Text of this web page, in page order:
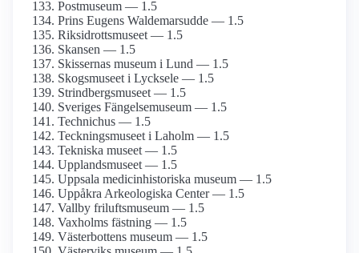
Postmuseum — 1.5
Prins Eugens Waldemarsudde — 1.5
Riksidrotts­museet — 1.5
Skansen — 1.5
Skissernas museum i Lund — 1.5
Skogsmuseet i Lycksele — 1.5
Strindbergs­museet — 1.5
Sveriges Fängelsemuseum — 1.5
Technichus — 1.5
Teckningsmuseet i Laholm — 1.5
Tekniska museet — 1.5
Upplands­museet — 1.5
Uppsala medicinhistoriska museum — 1.5
Uppåkra Arkeologiska Center — 1.5
Vallby friluftsmuseum — 1.5
Vaxholms fästning — 1.5
Västerbottens museum — 1.5